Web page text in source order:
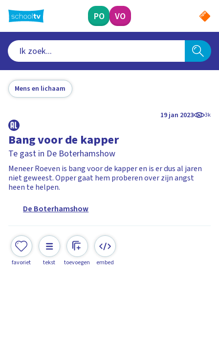
naar
hoofdinhoud
PO VO
Mens en lichaam
19 jan 2023 3k
Bang voor de kapper
Te gast in De Boterhamshow
Meneer Roeven is bang voor de kapper en is er dus al jaren
niet geweest. Opper gaat hem proberen over zijn angst
heen te helpen.
De Boterhamshow
favoriet tekst toevoegen embed